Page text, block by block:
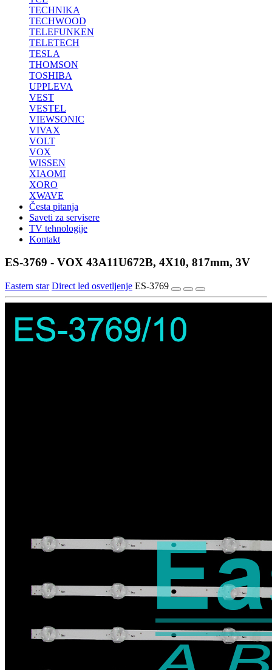
TECHNIKA
TECHWOOD
TELEFUNKEN
TELETECH
TESLA
THOMSON
TOSHIBA
UPPLEVA
VEST
VESTEL
VIEWSONIC
VIVAX
VOLT
VOX
WISSEN
XIAOMI
XORO
XWAVE
Česta pitanja
Saveti za servisere
TV tehnologije
Kontakt
ES-3769 - VOX 43A11U672B, 4X10, 817mm, 3V
Eastern star Direct led osvetljenje ES-3769